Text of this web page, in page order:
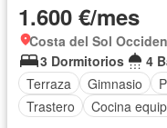
1.600 €/mes
Costa del Sol
3 Dormitorios
4
Terraza
Gimnasio
Trastero
Cocina